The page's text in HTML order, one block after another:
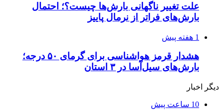
علت تغییر ناگهانی بارش‌ها چیست؟؛ احتمال
بارش‌های فراتر از نرمال پاییز
1 هفته پیش
هشدار قرمز هواشناسی برای گرمای ۵۰ درجه؛
بارش‌های سیل‌آسا در ۳ استان
دیگر اخبار
10 ساعت پیش